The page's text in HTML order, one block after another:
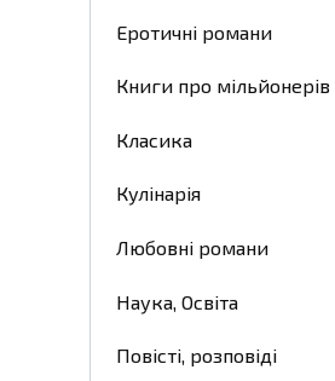
Еротичні романи
Книги про мільйонерів
Класика
Кулінарія
Любовні романи
Наука, Освіта
Повісті, розповіді